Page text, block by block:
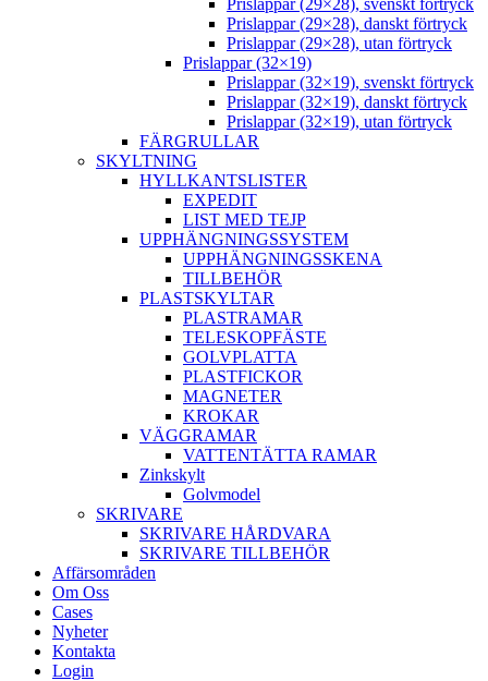
Prislappar (29×28), svenskt förtryck
Prislappar (29×28), danskt förtryck
Prislappar (29×28), utan förtryck
Prislappar (32×19)
Prislappar (32×19), svenskt förtryck
Prislappar (32×19), danskt förtryck
Prislappar (32×19), utan förtryck
FÄRGRULLAR
SKYLTNING
HYLLKANTSLISTER
EXPEDIT
LIST MED TEJP
UPPHÄNGNINGSSYSTEM
UPPHÄNGNINGSSKENA
TILLBEHÖR
PLASTSKYLTAR
PLASTRAMAR
TELESKOPFÄSTE
GOLVPLATTA
PLASTFICKOR
MAGNETER
KROKAR
VÄGGRAMAR
VATTENTÄTTA RAMAR
Zinkskylt
Golvmodel
SKRIVARE
SKRIVARE HÅRDVARA
SKRIVARE TILLBEHÖR
Affärsområden
Om Oss
Cases
Nyheter
Kontakta
Login